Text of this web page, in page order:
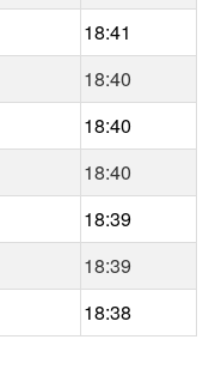
18:41
18:40
18:40
18:40
18:39
18:39
18:38